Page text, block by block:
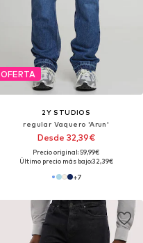
OFERTA
2Y STUDIOS
regular Vaquero 'Arun'
Desde 32,39€
Precio original: 59,99€
Último precio más bajo:32,39€
+7